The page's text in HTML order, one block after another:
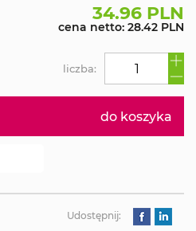
34.96 PLN
cena netto: 28.42 PLN
do koszyka
liczba:
Udostępnij: